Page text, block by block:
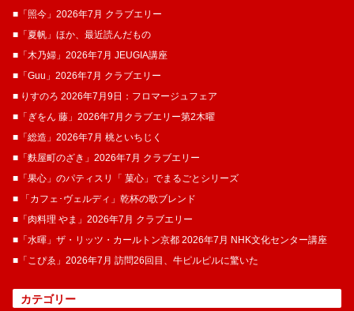
■「照今」2026年7月 クラブエリー
■「夏帆」ほか、最近読んだもの
■「木乃婦」2026年7月 JEUGIA講座
■「Guu」2026年7月 クラブエリー
■ りすのろ 2026年7月9日：フロマージュフェア
■「ぎをん 藤」2026年7月クラブエリー第2木曜
■「総造」2026年7月 桃といちじく
■「麩屋町のざき」2026年7月 クラブエリー
■「果心」のパティスリ「 菓​心」でまるごとシリーズ
■ 「カフェ･ヴェルディ」乾杯の歌ブレンド
■「肉料理 やま」2026年7月 クラブエリー
■「水暉」ザ・リッツ・カールトン京都 2026年7月 NHK文化センター講座
■「こぴゑ」2026年7月 訪問26回目、牛ピルピルに驚いた
カテゴリー